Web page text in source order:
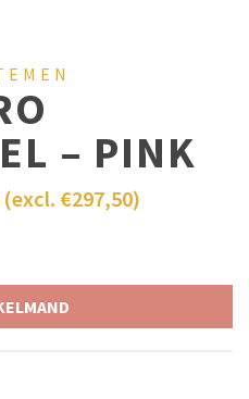
– PINK
€297,50)